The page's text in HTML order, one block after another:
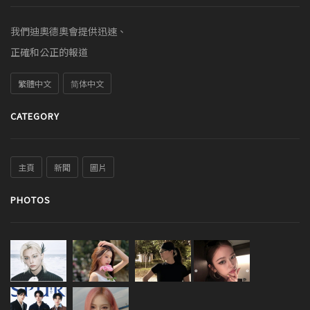
我們迪奧德奧會提供迅速、
正確和公正的報道
繁體中文 简体中文
CATEGORY
主頁 新聞 圖片
PHOTOS